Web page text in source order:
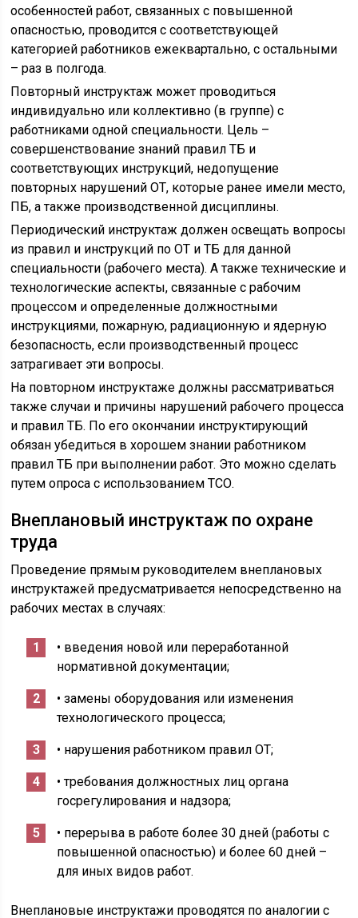
особенностей работ, связанных с повышенной
опасностью, проводится с соответствующей
категорией работников ежеквартально, с остальными
– раз в полгода.
Повторный инструктаж может проводиться
индивидуально или коллективно (в группе) с
работниками одной специальности. Цель –
совершенствование знаний правил ТБ и
соответствующих инструкций, недопущение
повторных нарушений ОТ, которые ранее имели место,
ПБ, а также производственной дисциплины.
Периодический инструктаж должен освещать вопросы
из правил и инструкций по ОТ и ТБ для данной
специальности (рабочего места). А также технические и
технологические аспекты, связанные с рабочим
процессом и определенные должностными
инструкциями, пожарную, радиационную и ядерную
безопасность, если производственный процесс
затрагивает эти вопросы.
На повторном инструктаже должны рассматриваться
также случаи и причины нарушений рабочего процесса
и правил ТБ. По его окончании инструктирующий
обязан убедиться в хорошем знании работником
правил ТБ при выполнении работ. Это можно сделать
путем опроса с использованием ТСО.
Внеплановый инструктаж по охране
труда
Проведение прямым руководителем внеплановых
инструктажей предусматривается непосредственно на
рабочих местах в случаях:
• введения новой или переработанной
нормативной документации;
• замены оборудования или изменения
технологического процесса;
• нарушения работником правил ОТ;
• требования должностных лиц органа
госрегулирования и надзора;
• перерыва в работе более 30 дней (работы с
повышенной опасностью) и более 60 дней –
для иных видов работ.
Внеплановые инструктажи проводятся по аналогии с